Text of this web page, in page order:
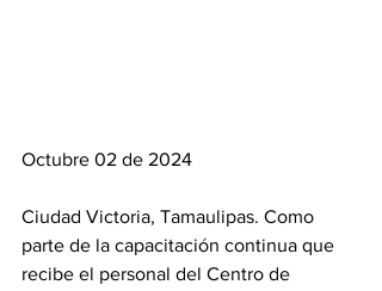
Octubre 02 de 2024
Ciudad Victoria, Tamaulipas. Como
parte de la capacitación continua que
recibe el personal del Centro de